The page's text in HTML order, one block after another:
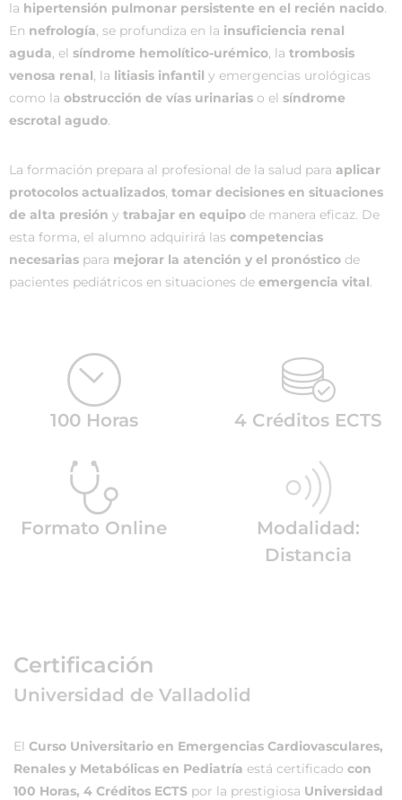
la hipertensión pulmonar persistente en el recién nacido.
En nefrología, se profundiza en la insuficiencia renal
aguda, el síndrome hemolítico-urémico, la trombosis
venosa renal, la litiasis infantil y emergencias urológicas
como la obstrucción de vías urinarias o el síndrome
escrotal agudo.
La formación prepara al profesional de la salud para aplicar
protocolos actualizados, tomar decisiones en situaciones
de alta presión y trabajar en equipo de manera eficaz. De
esta forma, el alumno adquirirá las competencias
necesarias para mejorar la atención y el pronóstico de
pacientes pediátricos en situaciones de emergencia vital.
100 Horas 4 Créditos ECTS
Formato Online
Modalidad:
Distancia
Certificación
Universidad de Valladolid
El Curso Universitario en Emergencias Cardiovasculares,
Renales y Metabólicas en Pediatría está certificado con
100 Horas, 4 Créditos ECTS por la prestigiosa Universidad